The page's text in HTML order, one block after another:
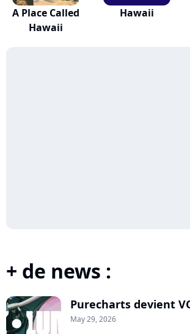
A Place Called
Hawaii
Hawaii
+ de news :
Purecharts devient
May 29, 2026